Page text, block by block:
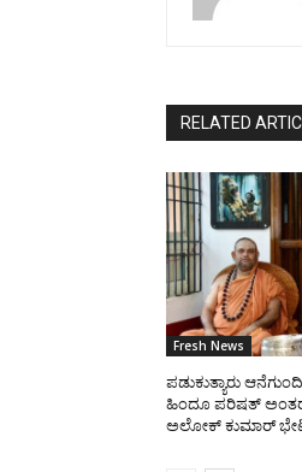
RELATED
Fresh News
ಪಡುಕುತ್ಯಾರು
ಹಿಂದೂ ಪರಿಷತ್
ಅಲೋಕ್ ಕುಮಾರ್